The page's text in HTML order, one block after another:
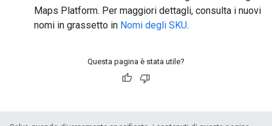
Maps Platform. Per maggiori dettagli, consulta i nuovi
nomi in grassetto in Nomi degli SKU.
Questa pagina è stata utile?